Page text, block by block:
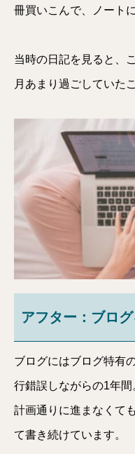
冊買いこんで、ノート
当時の日記を見ると、
月あまり過ごしていた
アフター：ブロ
ブログにはブログ特有
行錯誤しながらの1年間
計画通りに進まなくて
て書き続けています。